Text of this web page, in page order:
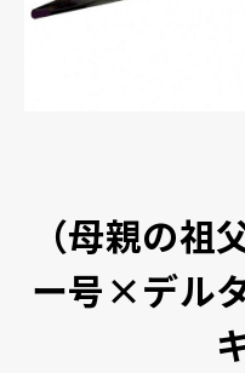
（母親の祖
ー号×デル